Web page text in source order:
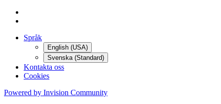
Språk
English (USA)
Svenska (Standard)
Kontakta oss
Cookies
Powered by Invision Community